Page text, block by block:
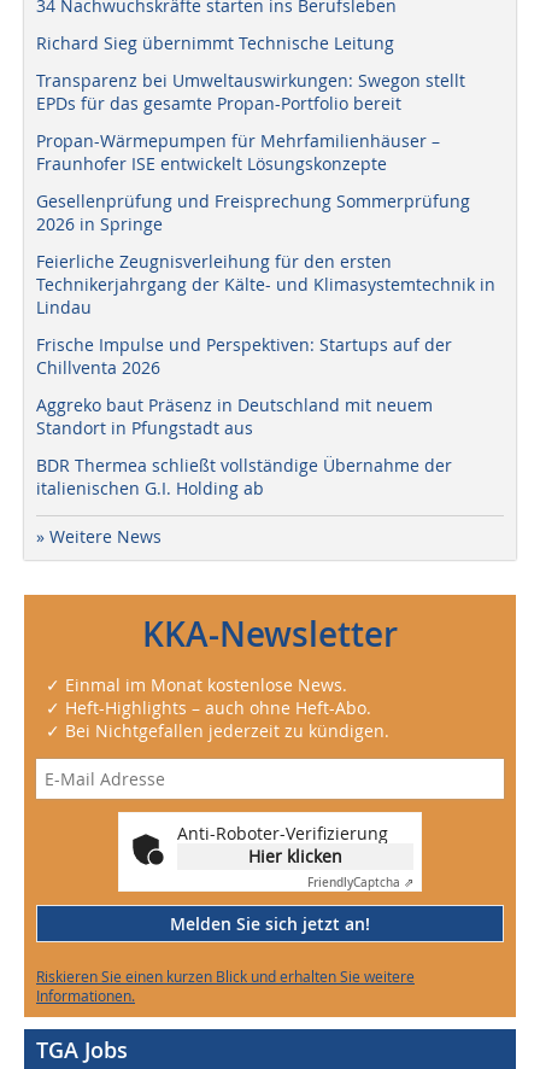
34 Nachwuchskräfte starten ins Berufsleben
Richard Sieg übernimmt Technische Leitung
Transparenz bei Umweltauswirkungen: Swegon stellt
EPDs für das gesamte Propan-Portfolio bereit
Propan-Wärmepumpen für Mehrfamilienhäuser –
Fraunhofer ISE entwickelt Lösungskonzepte
Gesellenprüfung und Freisprechung Sommerprüfung
2026 in Springe
Feierliche Zeugnisverleihung für den ersten
Technikerjahrgang der Kälte- und Klimasystemtechnik in
Lindau
Frische Impulse und Perspektiven: Startups auf der
Chillventa 2026
Aggreko baut Präsenz in Deutschland mit neuem
Standort in Pfungstadt aus
BDR Thermea schließt vollständige Übernahme der
italienischen G.I. Holding ab
» Weitere News
KKA-Newsletter
✓ Einmal im Monat kostenlose News.
✓ Heft-Highlights – auch ohne Heft-Abo.
✓ Bei Nichtgefallen jederzeit zu kündigen.
Anti-Roboter-Verifizierung
Hier klicken
FriendlyCaptcha ⇗
Melden Sie sich jetzt an!
Riskieren Sie einen kurzen Blick und erhalten Sie weitere
Informationen.
TGA Jobs